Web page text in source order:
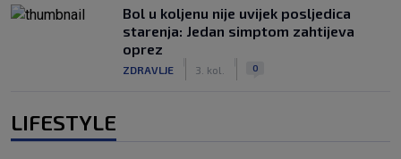
Bol u koljenu nije uvijek posljedica
starenja: Jedan simptom zahtijeva
oprez
ZDRAVLJE 3. kol. 0
LIFESTYLE